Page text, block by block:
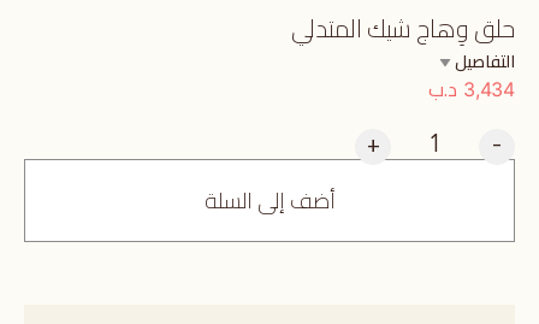
حلق وِهاج شيك المتدلي
التفاصيل
3,434 د.ب
-
+
أضف إلى السلة